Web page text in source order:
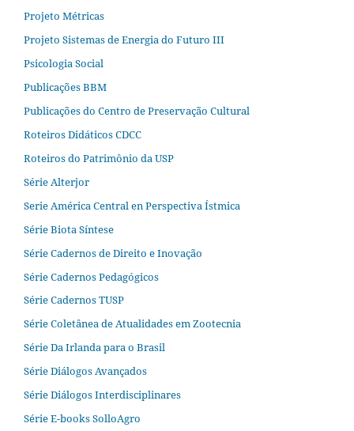
Projeto Métricas
Projeto Sistemas de Energia do Futuro III
Psicologia Social
Publicações BBM
Publicações do Centro de Preservação Cultural
Roteiros Didáticos CDCC
Roteiros do Patrimônio da USP
Série Alterjor
Serie América Central en Perspectiva Ístmica
Série Biota Síntese
Série Cadernos de Direito e Inovação
Série Cadernos Pedagógicos
Série Cadernos TUSP
Série Coletânea de Atualidades em Zootecnia
Série Da Irlanda para o Brasil
Série Diálogos Avançados
Série Diálogos Interdisciplinares
Série E-books SolloAgro